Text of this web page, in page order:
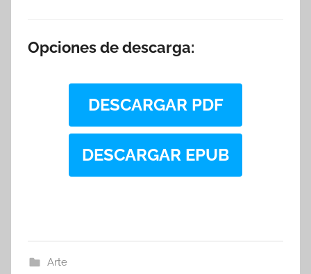
Opciones de descarga:
DESCARGAR PDF
DESCARGAR EPUB
Arte